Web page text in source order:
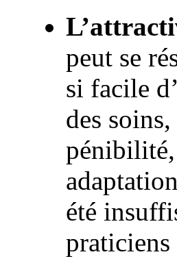
peut se
si facile
des
été